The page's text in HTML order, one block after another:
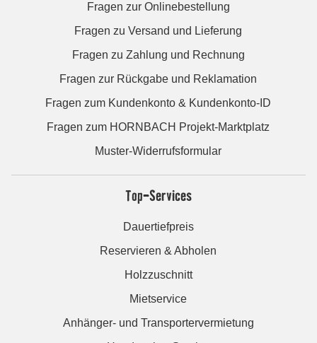
Fragen zur Onlinebestellung
Fragen zu Versand und Lieferung
Fragen zu Zahlung und Rechnung
Fragen zur Rückgabe und Reklamation
Fragen zum Kundenkonto & Kundenkonto-ID
Fragen zum HORNBACH Projekt-Marktplatz
Muster-Widerrufsformular
Top-Services
Dauertiefpreis
Reservieren & Abholen
Holzzuschnitt
Mietservice
Anhänger- und Transportervermietung